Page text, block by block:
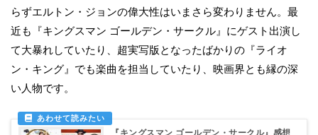
らずエルトン・ジョンの偉大性はいまさら変わりません。最
近も『キングスマン ゴールデン・サークル』にゲスト出演し
て大暴れしていたり、超実写版となったばかりの『ライオ
ン・キング』でも楽曲を担当していたり、映画界とも縁の深
い人物です。